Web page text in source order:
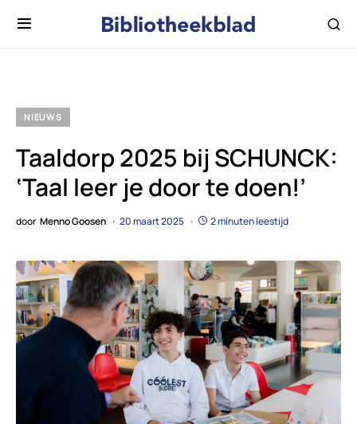
NIEUWS
Taaldorp 2025 bij SCHUNCK:
‘Taal leer je door te doen!’
door Menno Goosen 20 maart 2025 2 minuten leestijd